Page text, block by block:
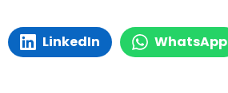
LinkedIn WhatsApp